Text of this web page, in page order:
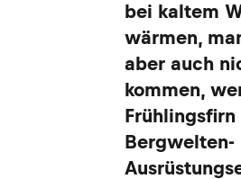
bei kaltem
wärmen,
aber auch
kommen,
Frühlingsfirn
Bergwelten-